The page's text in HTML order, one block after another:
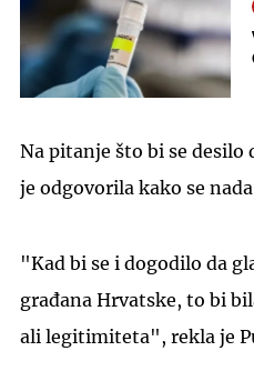
Na pitanje što bi se desilo
je odgovorila kako se
"Kad bi se i dogodilo da
građana Hrvatske, to bi
ali legitimiteta", rekla je